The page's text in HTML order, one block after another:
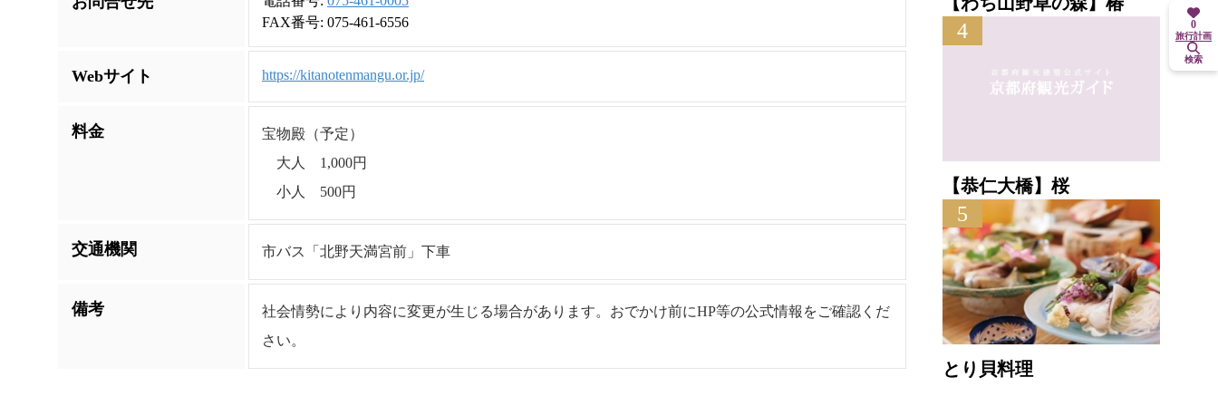
FAX番号: 075-461-6556
Webサイト https://kitanotenmangu.or.jp/
料金
宝物殿（予定）
大人 1,000円
小人 500円
交通機関 市バス「北野天満宮前」下車
備考
社会情勢により内容に変更が生じる場合があります。おでかけ前にHP等の公式情報をご確認くだ
さい。
4
【恭仁大橋】桜
5
とり貝料理
0
旅行計画
検索